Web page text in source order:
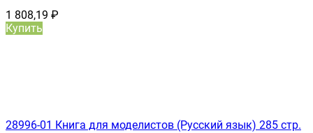
1 808,19 ₽
Купить
28996-01 Книга для моделистов (Русский язык) 285 стр.